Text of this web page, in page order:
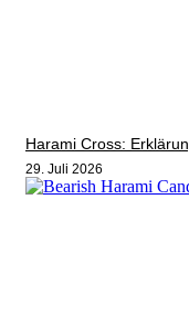
Harami Cross:
29. Juli 2026